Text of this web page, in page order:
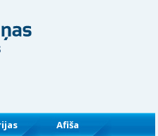
Afiša